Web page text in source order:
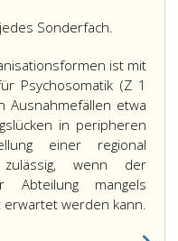
Sonderfach.
ist mit
Psychosomatik (Z 1
etwa
in peripheren
einer regional
zulässig, wenn der
Abteilung mangels
werden kann.